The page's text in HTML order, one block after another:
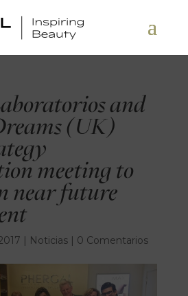
and
(UK)
meeting to
near future
| Noticias| 0 Comentarios